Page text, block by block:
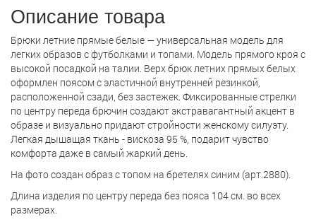
Описание товара
Брюки летние прямые белые — универсальная модель для
легких образов с футболками и топами. Модель прямого кроя с
высокой посадкой на талии. Верх брюк летних прямых белых
оформлен поясом с эластичной внутренней резинкой,
расположенной сзади, без застежек. Фиксированные стрелки
по центру переда брючин создают экстравагантный акцент в
образе и визуально придают стройности женскому силуэту.
Легкая дышащая ткань - вискоза 95 %, подарит чувство
комфорта даже в самый жаркий день.
На фото создан образ с топом на бретелях синим (арт.2880).
Длина изделия по центру переда без пояса 104 см. во всех
размерах.